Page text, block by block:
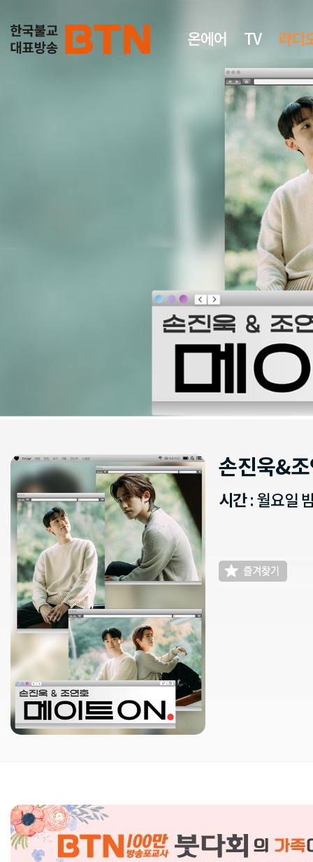
온에어 TV 라디
손진욱&
시간: 월요일